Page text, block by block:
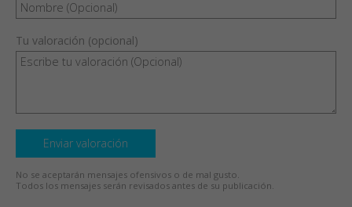
Tu valoración (opcional)
Enviar valoración
No se aceptarán mensajes ofensivos o de mal gusto.
Todos los mensajes serán revisados antes de su publicación.